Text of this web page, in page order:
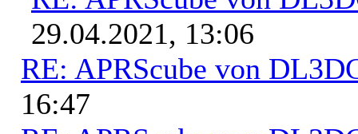
29.04.2021, 13:06
RE: APRScube von
16:47